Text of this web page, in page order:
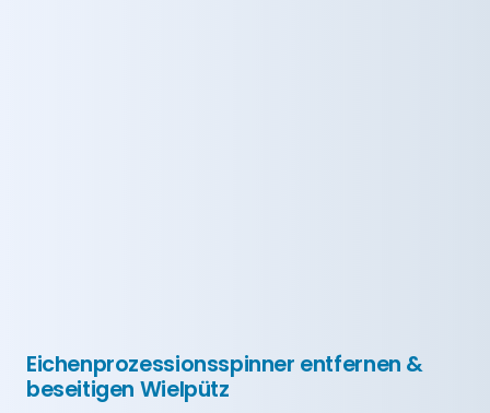
Eichenprozessionsspinner entfernen &
beseitigen Wielpütz